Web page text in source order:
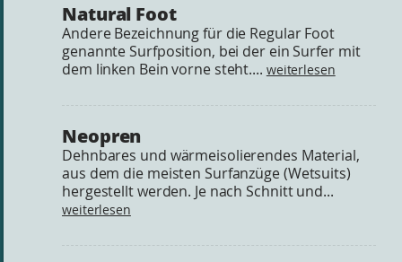
Natural Foot
Andere Bezeichnung für die Regular Foot
genannte Surfposition, bei der ein Surfer mit
dem linken Bein vorne steht.... weiterlesen
Neopren
Dehnbares und wärmeisolierendes Material,
aus dem die meisten Surfanzüge (Wetsuits)
hergestellt werden. Je nach Schnitt und...
weiterlesen